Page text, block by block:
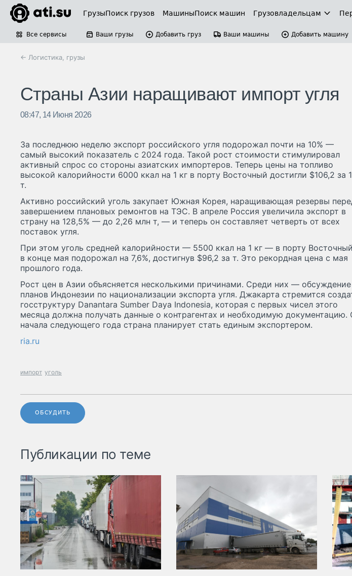
ГрузыПоиск грузов МашиныПоиск машин Грузовладельцам
Все сервисы Ваши грузы Добавить груз Ваши машины Добавить машину
← Логистика, грузы
Страны Азии наращивают импорт угля
08:47, 14 Июня 2026
За последнюю неделю экспорт российского угля подорожал почти на 10% —
самый высокий показатель с 2024 года. Такой рост стоимости стимулировал
активный спрос со стороны азиатских импортеров. Теперь цены на топливо
высокой калорийности 6000 ккал на 1 кг в порту Восточный достигли $106,2 за 1
т.
Активно российский уголь закупает Южная Корея, наращивающая резервы
завершением плановых ремонтов на ТЭС. В апреле Россия увеличила экспорт в
страну на 128,5% — до 2,26 млн т, — и теперь он составляет четверть от всех
поставок угля.
При этом уголь средней калорийности — 5500 ккал на 1 кг — в порту Восточный
в конце мая подорожал на 7,6%, достигнув $96,2 за т. Это рекордная цена с мая
прошлого года.
Рост цен в Азии объясняется несколькими причинами. Среди них — обсуждение
планов Индонезии по национализации экспорта угля. Джакарта стремится
госструктуру Danantara Sumber Daya Indonesia, которая с первых чисел этого
месяца должна получать данные о контрагентах и необходимую документацию.
начала следующего года страна планирует стать единым экспортером.
ria.ru
импорт уголь
ОБСУДИТЬ
Публикации по теме